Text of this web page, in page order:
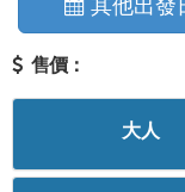
其他出發
售價：
大人